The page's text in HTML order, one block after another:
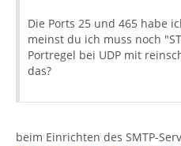
Die Ports 25 und 465 habe
meinst du ich muss noch
Portregel bei UDP mit
das?
beim Einrichten des SMTP-